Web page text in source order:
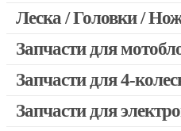
Запчасти для Китайских
Запчасти для мотокос
Леска / Головки /
Запчасти для
Запчасти для 4-
Запчасти для